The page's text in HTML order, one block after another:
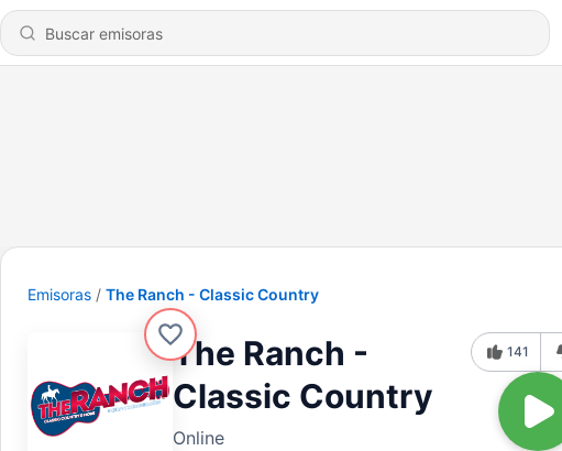
Emisoras The Ranch - Classic Country
The Ranch -
Classic Country
Online
141